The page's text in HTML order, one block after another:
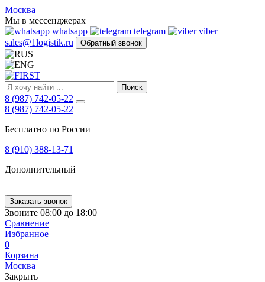
FIRST
Адрес
и
телефон:
Москва,
Алтуфьевское
ш.
д.
48,
корпус
2,
офис
127549
Россия
250-
21-
51,
E-
mail:
sales@1Logistik.ru
Москва
Мы в мессенджерах
whatsapp
telegram
viber
sales@1logistik.ru
Обратный звонок
Поиск
8 (987) 742-05-22
8 (987) 742-05-22
Бесплатно по России
8 (910) 388-13-71
Дополнительный
Заказать звонок
Звоните 08:00 до 18:00
Сравнение
Избранное
0
Корзина
Москва
Закрыть